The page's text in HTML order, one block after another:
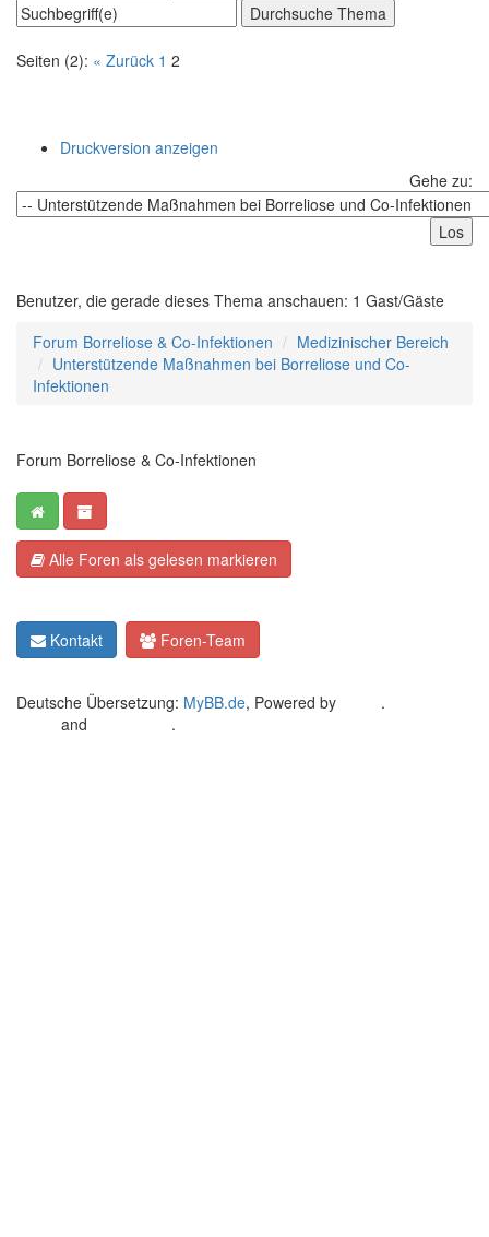
Seiten (2): « Zurück 1 2
Druckversion anzeigen
Gehe zu:
Benutzer, die gerade dieses Thema anschauen: 1 Gast/Gäste
Forum Borreliose & Co-Infektionen
Medizinischer Bereich
Unterstützende Maßnahmen bei Borreliose und Co-
Infektionen
Forum Borreliose & Co-Infektionen
Alle Foren als gelesen markieren
Kontakt Foren-Team
Deutsche Übersetzung: MyBB.de, Powered by .
and .